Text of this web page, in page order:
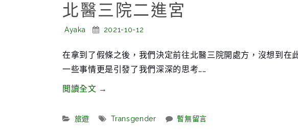
不
存
的
網
站
遇
北醫三院二進宮
Posted
Ayaka
Posted
2021-10-12
在拿到了假條之後，我們決定前往北醫三院開處方，沒想到在
一些事情更是引發了我們深深的思考……
閲讀全文“北
三
→
Categories:
旅遊 Tags:
Transgender 暫無留言